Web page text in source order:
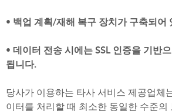
• 백업 계획/재해 복구 장치가 구축되어
• 데이터 전송 시에는 SSL 인증을 기반
됩니다.
당사가 이용하는 타사 서비스 제공업체
이터를 처리할 때 최소한 동일한 수준의